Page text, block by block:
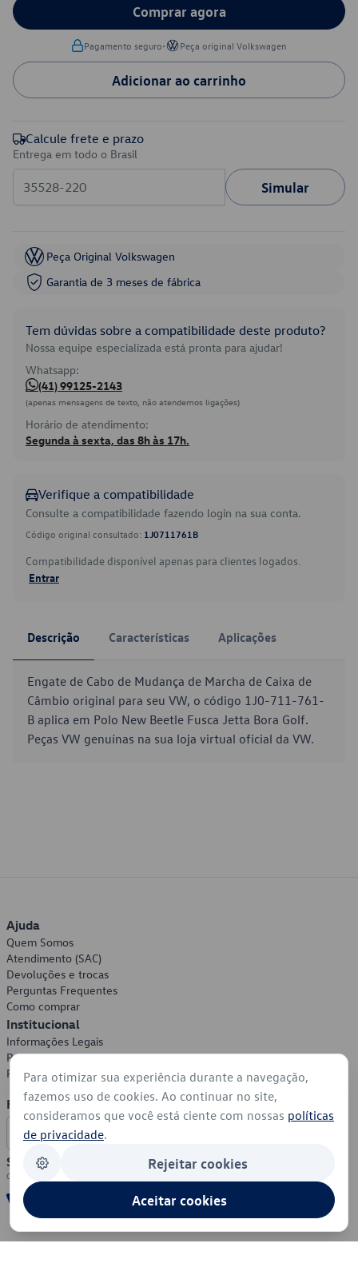
Comprar agora
Pagamento seguro• Peça original Volkswagen
Adicionar ao carrinho
Calcule frete e prazo
Entrega em todo o Brasil
Simular
Peça Original Volkswagen
Garantia de 3 meses de fábrica
Tem dúvidas sobre a compatibilidade deste produto?
Nossa equipe especializada está pronta para ajudar!
Whatsapp:
(41) 99125-2143
(apenas mensagens de texto, não atendemos ligações)
Horário de atendimento:
Segunda à sexta, das 8h às 17h.
Verifique a compatibilidade
Consulte a compatibilidade fazendo login na sua conta.
Código original consultado: 1J0711761B
Compatibilidade disponível apenas para clientes logados.
Entrar
Descrição Características Aplicações
Engate de Cabo de Mudança de Marcha de Caixa de
Câmbio original para seu VW, o código 1J0-711-761-
B aplica em Polo New Beetle Fusca Jetta Bora Golf.
Peças VW genuínas na sua loja virtual oficial da VW.
Ajuda
Quem Somos
Atendimento (SAC)
Devoluções e trocas
Perguntas Frequentes
Como comprar
Institucional
Informações Legais
Política de Privacidade
Política de Cookies
Formas de Pagamento
Segurança
Para otimizar sua experiência durante a navegação,
fazemos uso de cookies. Ao continuar no site,
consideramos que você está ciente com nossas políticas
de privacidade.
Rejeitar cookies
Aceitar cookies